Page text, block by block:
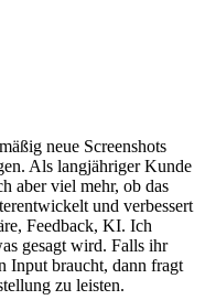
neue Screenshots
Als langjähriger Kunde
aber viel mehr, ob das
und verbessert
Feedback, KI. Ich
gesagt wird. Falls ihr
Input braucht, dann fragt
zu leisten.